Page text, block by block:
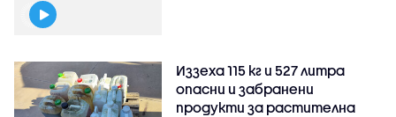
Иззеха 115 кг и 527 литра
опасни и забранени
продукти за растителна